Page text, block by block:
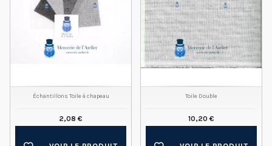
Échantillons Toile à chapeau
2,08 €
Toile Double
10,20 €